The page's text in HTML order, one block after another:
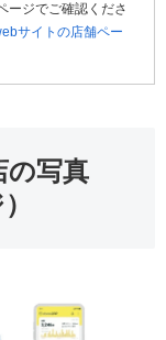
ージでご確認くださ
サイトの店舗ペー
の写真